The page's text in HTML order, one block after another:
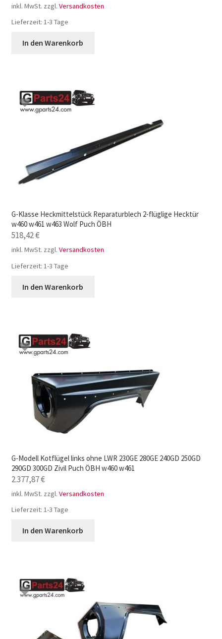
inkl. MwSt. zzgl. Versandkosten
Lieferzeit: 1-3 Tage
In den Warenkorb
G-Klasse Heckmittelstück Reparaturblech 2-flüglige Hecktür
w460 w461 w463 Wolf Puch ÖBH
518,42€
inkl. MwSt. zzgl. Versandkosten
Lieferzeit: 1-3 Tage
In den Warenkorb
G-Modell Kotflügel links ohne LWR 230GE 280GE 240GD 250GD
290GD 300GD Zivil Puch ÖBH w460 w461
2.377,87€
inkl. MwSt. zzgl. Versandkosten
Lieferzeit: 1-3 Tage
In den Warenkorb